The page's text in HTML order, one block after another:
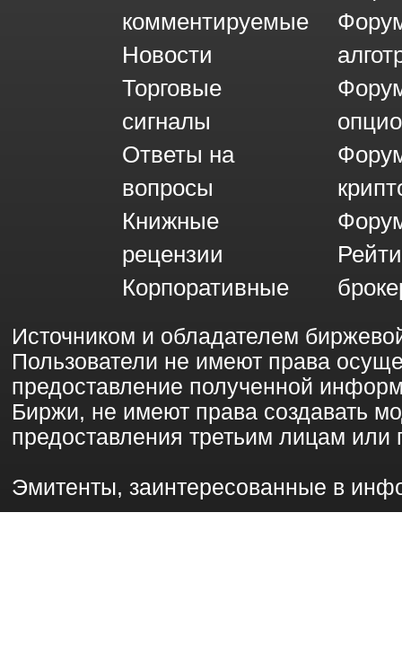
комментируемые
Новости
Торговые
сигналы
Ответы на
вопросы
Книжные
рецензии
Корпоративные
Источником и обладателем
Пользователи не имеют права
предоставление полученной
Биржи, не имеют права создавать
предоставления третьим лицам или
Эмитенты, заинтересованные в